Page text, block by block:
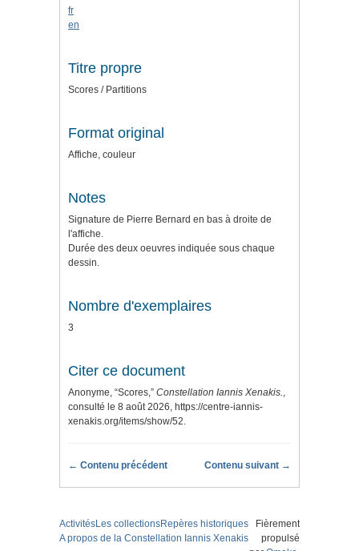
fr
en
Titre propre
Scores / Partitions
Format original
Affiche, couleur
Notes
Signature de Pierre Bernard en bas à droite de
l'affiche.
Durée des deux oeuvres indiquée sous chaque
dessin.
Nombre d'exemplaires
3
Citer ce document
Anonyme, “Scores,” Constellation Iannis Xenakis.,
consulté le 8 août 2026, https://centre-iannis-
xenakis.org/items/show/52.
← Contenu précédent Contenu suivant →
ActivitésLes collectionsRepères historiques
A propos de la Constellation Iannis Xenakis
Fièrement
propulsé